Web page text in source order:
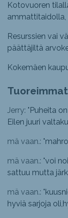
Kotovuoren
ammattitaidolla,
Resurssien vai
päättäjiltä
Kokemäen
Jerry: "Puheita
Eilen juuri
mä vaan.: "
mä vaan.: "voi
sattuu mutta
mä vaan.: "
hyviä sarjoja